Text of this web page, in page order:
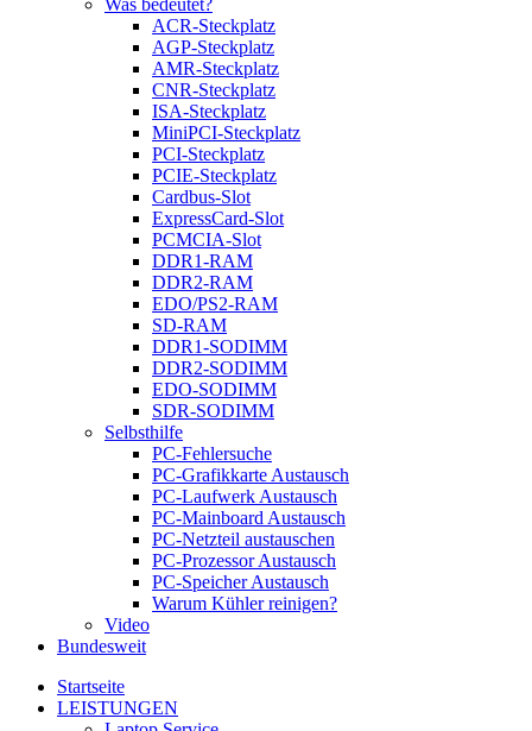
ACR-Steckplatz
AGP-Steckplatz
AMR-Steckplatz
CNR-Steckplatz
ISA-Steckplatz
MiniPCI-Steckplatz
PCI-Steckplatz
PCIE-Steckplatz
Cardbus-Slot
ExpressCard-Slot
PCMCIA-Slot
DDR1-RAM
DDR2-RAM
EDO/PS2-RAM
SD-RAM
DDR1-SODIMM
DDR2-SODIMM
EDO-SODIMM
SDR-SODIMM
Selbsthilfe
PC-Fehlersuche
PC-Grafikkarte Austausch
PC-Laufwerk Austausch
PC-Mainboard Austausch
PC-Netzteil austauschen
PC-Prozessor Austausch
PC-Speicher Austausch
Warum Kühler reinigen?
Video
Bundesweit
Startseite
LEISTUNGEN